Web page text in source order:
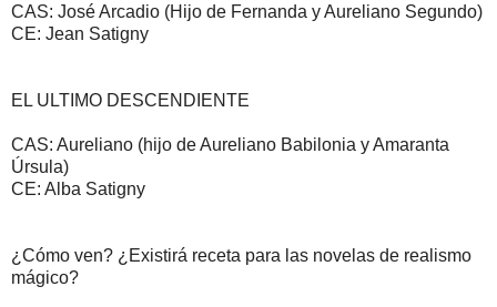
CAS: José Arcadio (Hijo de Fernanda y Aureliano Segundo)
CE: Jean Satigny
EL ULTIMO DESCENDIENTE
CAS: Aureliano (hijo de Aureliano Babilonia y Amaranta
Úrsula)
CE: Alba Satigny
¿Cómo ven? ¿Existirá receta para las novelas de realismo
mágico?